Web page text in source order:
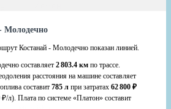
Молодечно
Костанай - Молодечно показан линией.
составляет 2 803.4 км по трассе.
расстояния на машине составляет
составит 785 л при затратах 62 800 ₽
₽/л). Плата по системе «Платон» составит